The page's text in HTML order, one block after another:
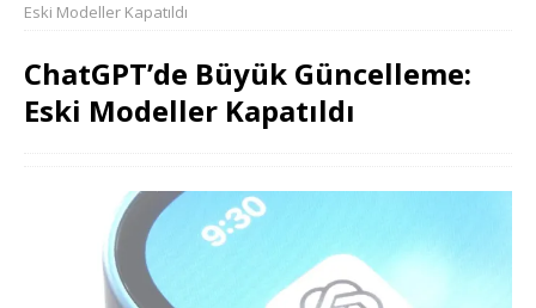
Eski Modeller Kapatıldı
ChatGPT’de Büyük Güncelleme:
Eski Modeller Kapatıldı